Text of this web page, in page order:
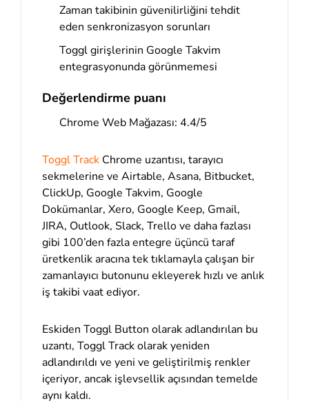
Zaman takibinin güvenilirliğini tehdit
eden senkronizasyon sorunları
Toggl girişlerinin Google Takvim
entegrasyonunda görünmemesi
Değerlendirme puanı
Chrome Web Mağazası: 4.4/5
Toggl Track Chrome uzantısı, tarayıcı
sekmelerine ve Airtable, Asana, Bitbucket,
ClickUp, Google Takvim, Google
Dokümanlar, Xero, Google Keep, Gmail,
JIRA, Outlook, Slack, Trello ve daha fazlası
gibi 100’den fazla entegre üçüncü taraf
üretkenlik aracına tek tıklamayla çalışan bir
zamanlayıcı butonunu ekleyerek hızlı ve anlık
iş takibi vaat ediyor.
Eskiden Toggl Button olarak adlandırılan bu
uzantı, Toggl Track olarak yeniden
adlandırıldı ve yeni ve geliştirilmiş renkler
içeriyor, ancak işlevsellik açısından temelde
aynı kaldı.